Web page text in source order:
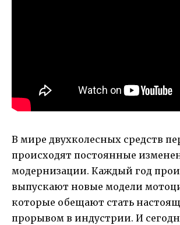
В мире двухколесных средств
происходят постоянные
модернизации. Каждый год
выпускают новые модели
которые обещают стать
прорывом в индустрии. И